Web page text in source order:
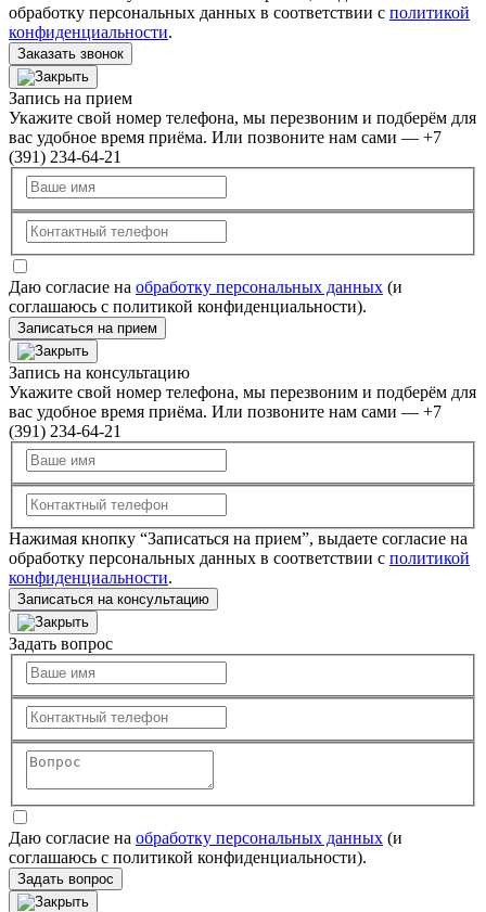
обработку персональных данных в соответствии с политикой
конфиденциальности.
Заказать звонок
Запись на прием
Укажите свой номер телефона, мы перезвоним и подберём для
вас удобное время приёма. Или позвоните нам сами — +7
(391) 234-64-21
Даю согласие на обработку персональных данных (и
соглашаюсь с политикой конфиденциальности).
Записаться на прием
Запись на консультацию
Укажите свой номер телефона, мы перезвоним и подберём для
вас удобное время приёма. Или позвоните нам сами — +7
(391) 234-64-21
Нажимая кнопку “Записаться на прием”, выдаете согласие на
обработку персональных данных в соответствии с политикой
конфиденциальности.
Записаться на консультацию
Задать вопрос
Даю согласие на обработку персональных данных (и
соглашаюсь с политикой конфиденциальности).
Задать вопрос